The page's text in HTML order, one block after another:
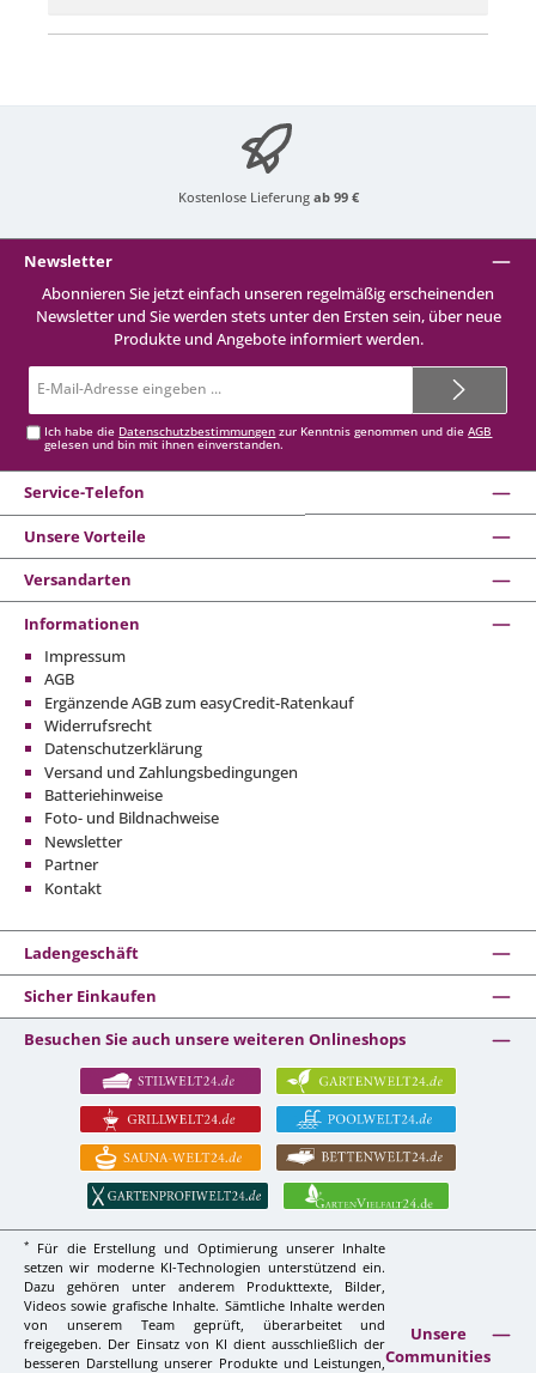
Kostenlose Lieferung ab 99 €
Newsletter
Abonnieren Sie jetzt einfach unseren regelmäßig erscheinenden
Newsletter und Sie werden stets unter den Ersten sein, über neue
Produkte und Angebote informiert werden.
Mail-
Ich habe die Datenschutzbestimmungen zur Kenntnis genommen und dieAGB
gelesen und bin mit ihnen einverstanden.
Service-Telefon
Unsere Vorteile
Versandarten
Informationen
Impressum
AGB
Ergänzende AGB zum easyCredit-Ratenkauf
Widerrufsrecht
Datenschutzerklärung
Versand und Zahlungsbedingungen
Batteriehinweise
Foto- und Bildnachweise
Newsletter
Partner
Kontakt
Ladengeschäft
Sicher Einkaufen
Besuchen Sie auch unsere weiteren Onlineshops
*
Für die Erstellung und Optimierung unserer Inhalte
setzen wir moderne KI-Technologien unterstützend ein.
Dazu gehören unter anderem Produkttexte, Bilder,
Videos sowie grafische Inhalte. Sämtliche Inhalte werden
von unserem Team geprüft, überarbeitet und
freigegeben. Der Einsatz von KI dient ausschließlich der
besseren Darstellung unserer Produkte und Leistungen,
Unsere
Communities